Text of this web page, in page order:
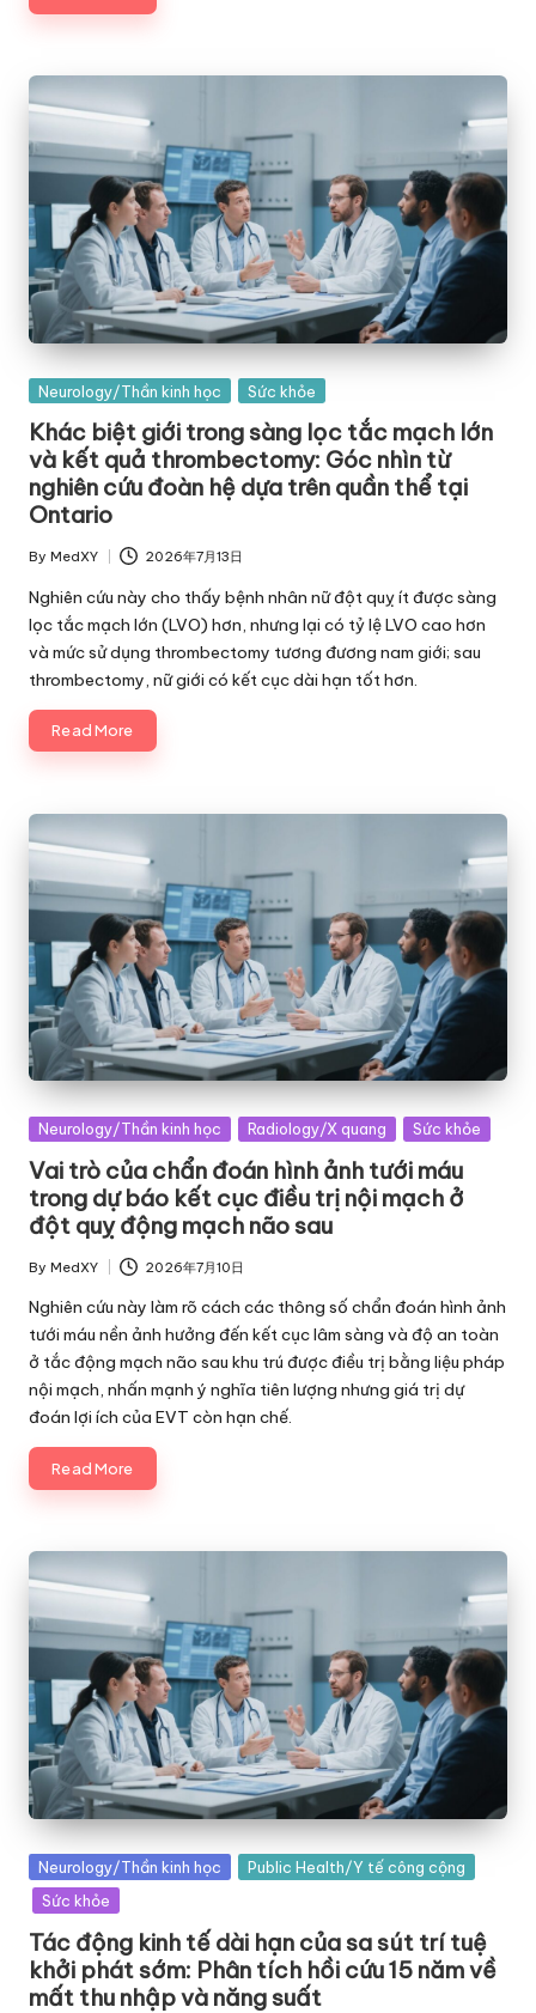
Posted
Neurology/Thần kinh học Sức khỏe
Khác biệt giới trong sàng lọc tắc mạch lớn
và kết quả thrombectomy: Góc nhìn từ
nghiên cứu đoàn hệ dựa trên quần thể tại
Ontario
Posted
by
By MedXY 2026年7月13日
Nghiên cứu này cho thấy bệnh nhân nữ đột quỵ ít được sàng
lọc tắc mạch lớn (LVO) hơn, nhưng lại có tỷ lệ LVO cao hơn
và mức sử dụng thrombectomy tương đương nam giới; sau
thrombectomy, nữ giới có kết cục dài hạn tốt hơn.
Read More
Posted
Neurology/Thần kinh học Radiology/X quang Sức khỏe
Vai trò của chẩn đoán hình ảnh tưới máu
trong dự báo kết cục điều trị nội mạch ở
đột quỵ động mạch não sau
Posted
by
By MedXY 2026年7月10日
Nghiên cứu này làm rõ cách các thông số chẩn đoán hình ảnh
tưới máu nền ảnh hưởng đến kết cục lâm sàng và độ an toàn
ở tắc động mạch não sau khu trú được điều trị bằng liệu pháp
nội mạch, nhấn mạnh ý nghĩa tiên lượng nhưng giá trị dự
đoán lợi ích của EVT còn hạn chế.
Read More
Posted
in
Neurology/Thần kinh học
Public Health/Y tế công cộng
Sức khỏe
Tác động kinh tế dài hạn của sa sút trí tuệ
khởi phát sớm: Phân tích hồi cứu 15 năm về
mất thu nhập và năng suất